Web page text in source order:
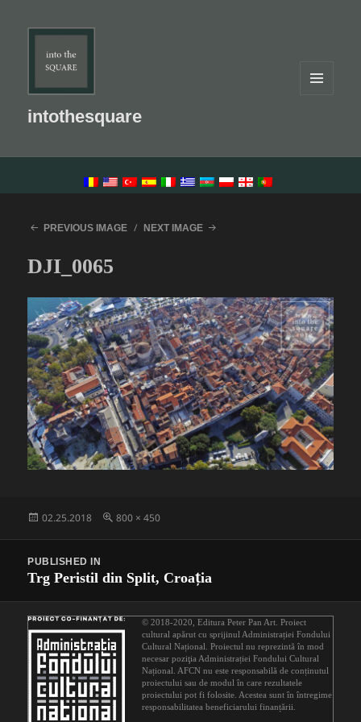
intothesquare
PREVIOUS IMAGE NEXT IMAGE
DJI_0065
Posted
02.25.2018
Full
800 × 450
navigation
PUBLISHED IN
Trg Peristil din Split, Croația
© 2018-2020,Editura Peter Pan Art . Proiect
cultural apărut cu sprijinul Administrației Fondului
Cultural Național
. Proiectul nu reprezintă în mod
necesar poziţia Administrației Fondului Cultural
Național. AFCN nu este responsabilă de conținutul
proiectului sau de modul în care rezultatele
proiectului pot fi folosite. Acestea sunt în întregime
responsabilitatea beneficiarului finanțării.